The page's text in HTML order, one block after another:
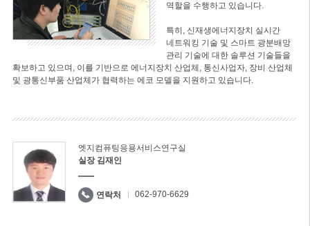
역할을 수행하고 있습니다.
특히, 신재생에너지장치 실시간
네트워킹 기술 및 스마트 광분배망
관리 기술에 대한 솔루션 기술들을
확보하고 있으며, 이를 기반으로 에너지장치 산업체, 통신사업자, 장비 산업체
및 광통신부품 산업체가 협력하는 에코 모델을 지원하고 있습니다.
엣지컴퓨팅응용서비스연구실
실장 김재인
연락처 062-970-6629